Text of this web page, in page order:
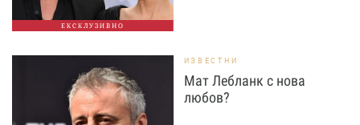
ЕКСКЛУЗИВНО
ИЗВЕСТНИ
Мат Лебланк с нова
любов?